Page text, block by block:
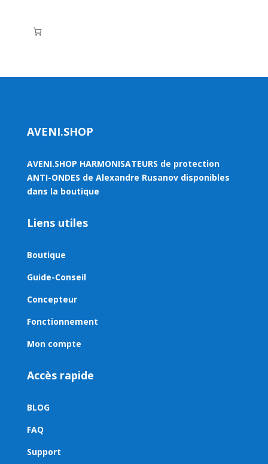
AVENI.SHOP
AVENI.SHOP HARMONISATEURS de protection
ANTI-ONDES de Alexandre Rusanov disponibles
dans la boutique
Liens utiles
Boutique
Guide-Conseil
Concepteur
Fonctionnement
Mon compte
Accès rapide
BLOG
FAQ
Support